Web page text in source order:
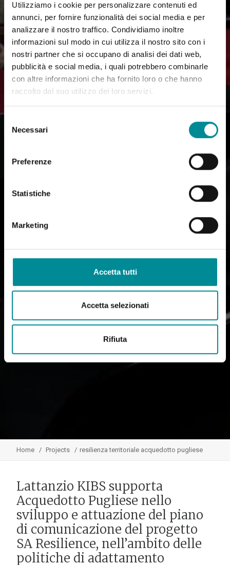
Utilizziamo i cookie per personalizzare contenuti ed
annunci, per fornire funzionalità dei social media e per
analizzare il nostro traffico. Condividiamo inoltre
informazioni sul modo in cui utilizza il nostro sito con i
nostri partner che si occupano di analisi dei dati web,
pubblicità e social media, i quali potrebbero combinarle
con altre informazioni che ha fornito loro o che hanno
raccolto dal suo utilizzo dei loro servizi.
delNecessari
Preferenze
Statistiche
Marketing
Accetta tutti
Accetta selezionati
Rifiuta
Home Projects resilienza territoriale acquedotto pugliese
Lattanzio KIBS supporta
Acquedotto Pugliese nello
sviluppo e attuazione del piano
di comunicazione del progetto
SA Resilience, nell’ambito delle
politiche di adattamento